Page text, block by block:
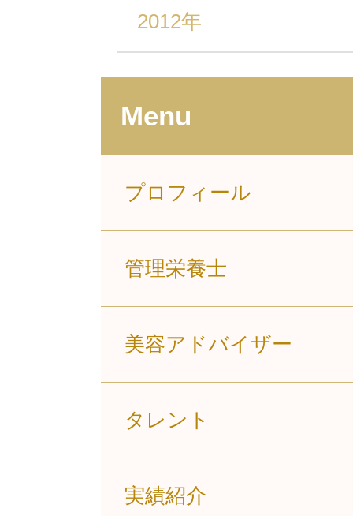
2012年
Menu
プロフィール
管理栄養士
美容アドバイザー
タレント
実績紹介